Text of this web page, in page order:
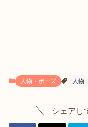
人物・ポーズ 人物
シェアし